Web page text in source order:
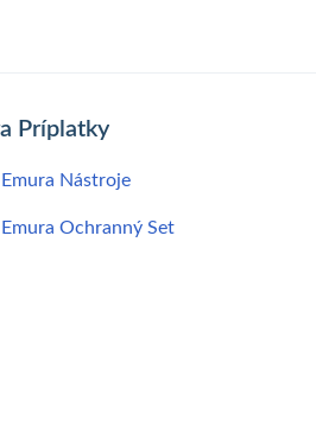
Príplatky
Emura Nástroje
Emura Ochranný Set